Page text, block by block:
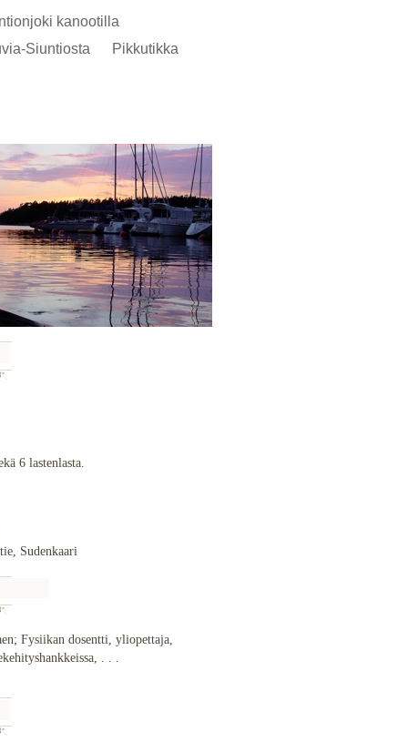
kanootilla
Siuntiosta Pikkutikka
6 lastenlasta.
Sudenkaari
Fysiikan dosentti, yliopettaja,
. . .